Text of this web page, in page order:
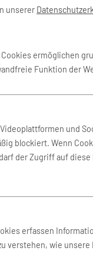
2026-17. Aug.
2026 - 17. Aug.
unserer
Cookies ermöglichen
Funktion der
und
blockiert. Wenn
der Zugriff auf
erfassen
verstehen, wie